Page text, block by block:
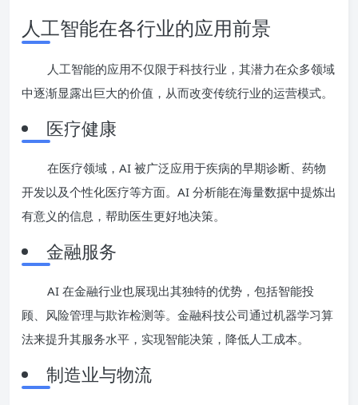
人工智能在各行业的应用前景
人工智能的应用不仅限于科技行业，其潜力在众多领域
中逐渐显露出巨大的价值，从而改变传统行业的运营模式。
医疗健康
在医疗领域，AI 被广泛应用于疾病的早期诊断、药物
开发以及个性化医疗等方面。AI 分析能在海量数据中提炼出
有意义的信息，帮助医生更好地决策。
金融服务
AI 在金融行业也展现出其独特的优势，包括智能投
顾、风险管理与欺诈检测等。金融科技公司通过机器学习算
法来提升其服务水平，实现智能决策，降低人工成本。
制造业与物流